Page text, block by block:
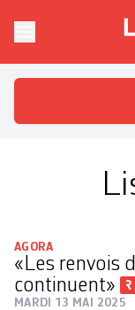
Le
AGORA
«Les renvois
continuent»
MARDI 13 MAI 2025